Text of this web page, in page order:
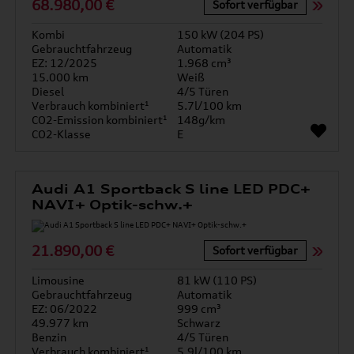
68.980,00 € Sofort verfügbar
Kombi
150 kW (204 PS)
Gebrauchtfahrzeug
Automatik
EZ: 12/2025
1.968 cm³
15.000 km
Weiß
Diesel
4/5 Türen
Verbrauch kombiniert¹
5.7l/100 km
CO2-Emission kombiniert¹
148g/km
CO2-Klasse
E
Audi A1 Sportback S line LED PDC+
NAVI+ Optik-schw.+
21.890,00 € Sofort verfügbar
Limousine
81 kW (110 PS)
Gebrauchtfahrzeug
Automatik
EZ: 06/2022
999 cm³
49.977 km
Schwarz
Benzin
4/5 Türen
Verbrauch kombiniert¹
5.9l/100 km